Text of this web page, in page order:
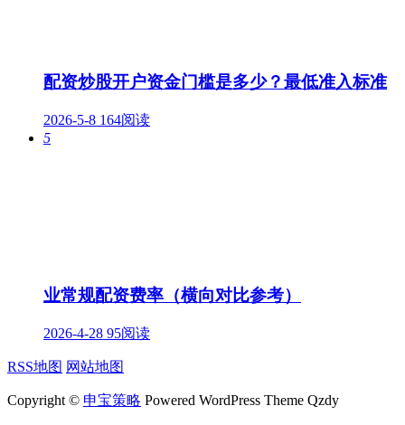
配资炒股开户资金门槛是多少？最低准入标准
2026-5-8 164阅读
5
业常规配资费率（横向对比参考）
2026-4-28 95阅读
RSS地图 网站地图
Copyright © 申宝策略 Powered WordPress Theme Qzdy